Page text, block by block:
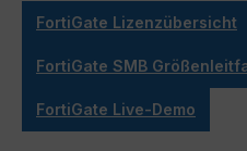
FortiGate Lizenzübersicht
FortiGate SMB
FortiGate Live-Demo